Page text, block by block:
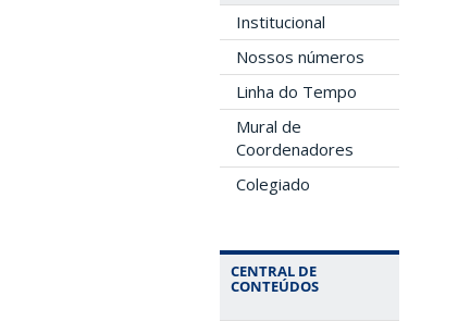
Institucional
Nossos números
Linha do Tempo
Mural de
Coordenadores
Colegiado
CENTRAL DE
CONTEÚDOS